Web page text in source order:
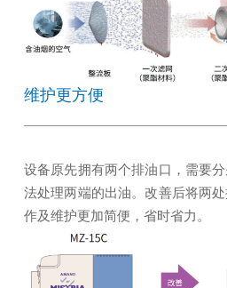
维护更方便
设备原先拥有两个排油口，需要
法处理两端的出油。改善后将两
作及维护更加简便，省时省力。